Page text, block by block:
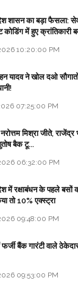
शासन का बड़ा फैसला:
में हुए क्रांतिकारी
10:20:00 PM
यादव ने खोल दओ
07:25:00 PM
मिश्रा जीते,
बैक टू...
06:32:00 PM
में रक्षाबंधन के पहले बसों
तो 10% एक्स्ट्रा
09:48:00 PM
फर्जी बैंक गारंटी वाले
09:53:00 PM